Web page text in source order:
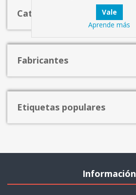
Categorías
Fabricantes
Etiquetas populares
Información
Aprende más